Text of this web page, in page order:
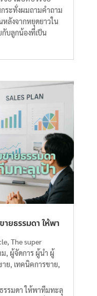
ระทั่งผมถามคำถาม
หลังจากหยุดยาวใน
กับลูกน้องที่เป็น
ยธรรมดา ให้พา
, The super
ม, ผู้จัดการ ผู้นำ ผู้
าย, เทคนิคการขาย,
รรมดา ให้พาทีมทะลุ